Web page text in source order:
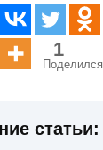
1
Поделился
статьи: